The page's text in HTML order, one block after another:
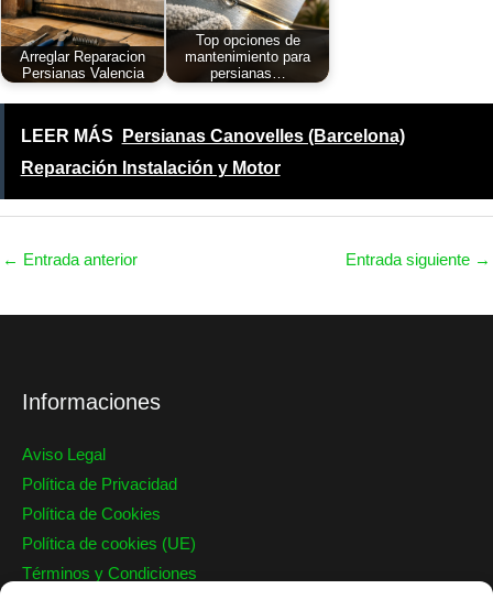
Arreglar Reparacion
Persianas Valencia
Top opciones de
mantenimiento para
persianas…
LEER MÁS
Persianas Canovelles (Barcelona)
Reparación Instalación y Motor
← Entrada anterior Entrada siguiente →
Informaciones
Aviso Legal
Política de Privacidad
Política de Cookies
Política de cookies (UE)
Términos y Condiciones